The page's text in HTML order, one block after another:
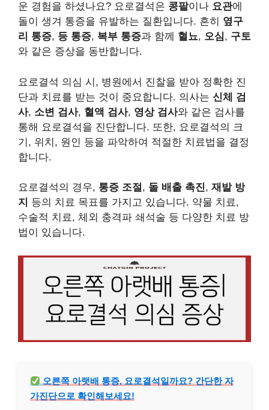
운 경험을 하셨나요? 요로결석은 콩팥이나 요관에
돌이 생겨 통증을 유발하는 질환입니다. 흔히 옆구
리 통증, 등 통증, 복부 통증과 함께 혈뇨, 오심, 구토
와 같은 증상을 동반합니다.
요로결석 의심 시, 병원에서 진찰을 받아 정확한 진
단과 치료를 받는 것이 중요합니다. 의사는 신체 검
사, 소변 검사, 혈액 검사, 영상 검사와 같은 검사를
통해 요로결석을 진단합니다. 또한, 요로결석의 크
기, 위치, 원인 등을 파악하여 적절한 치료법을 결정
합니다.
요로결석의 경우, 통증 조절, 돌 배출 촉진, 재발 방
지 등의 치료 목표를 가지고 있습니다. 약물 치료,
수술적 치료, 체외 충격파 쇄석술 등 다양한 치료 방
법이 있습니다.
오른쪽 아랫배 통증, 요로결석일까요? 간단한 자
가진단으로 확인해보세요!